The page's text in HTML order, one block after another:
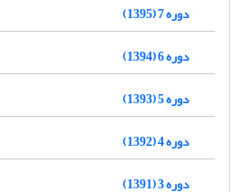
دوره 7 (1395)
دوره 6 (1394)
دوره 5 (1393)
دوره 4 (1392)
دوره 3 (1391)